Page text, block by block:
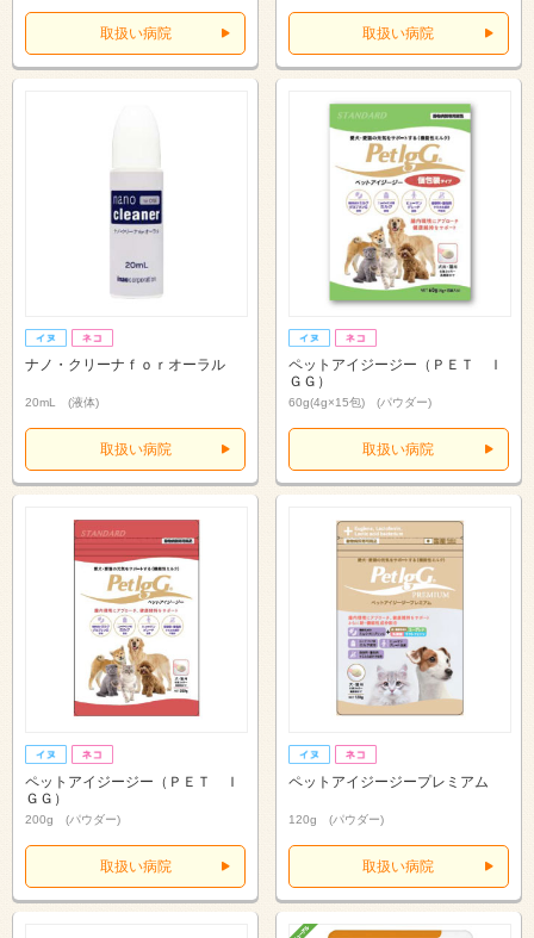
取扱い病院 取扱い病院
ナノ・クリーナｆｏｒオーラル
20mL (液体)
取扱い病院
ペットアイジージー（ＰＥＴ Ｉ
ＧＧ）
60g(4g×15包) (パウダー)
取扱い病院
ペットアイジージー（ＰＥＴ Ｉ
ＧＧ）
200g (パウダー)
取扱い病院
ペットアイジージープレミアム
120g (パウダー)
取扱い病院